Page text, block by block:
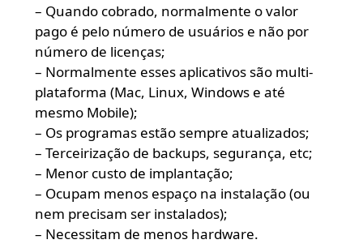
– Quando cobrado, normalmente o valor
pago é pelo número de usuários e não por
número de licenças;
– Normalmente esses aplicativos são multi-
plataforma (Mac, Linux, Windows e até
mesmo Mobile);
– Os programas estão sempre atualizados;
– Terceirização de backups, segurança, etc;
– Menor custo de implantação;
– Ocupam menos espaço na instalação (ou
nem precisam ser instalados);
– Necessitam de menos hardware.